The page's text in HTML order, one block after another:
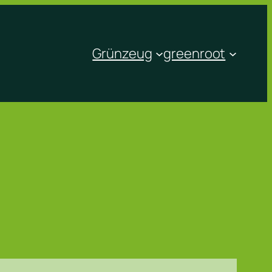
Grünzeug greenroot